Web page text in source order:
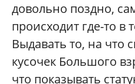
довольно поздно,
происходит где-то в
Выдавать то, на что
кусочек Большого
что показывать